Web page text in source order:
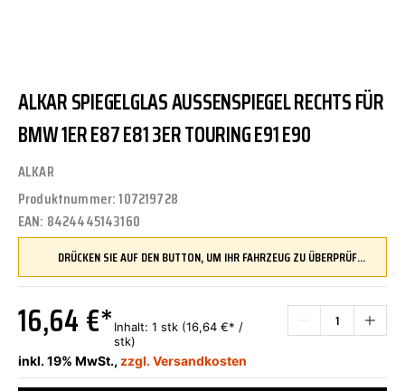
ALKAR SPIEGELGLAS AUSSENSPIEGEL RECHTS FÜR B
MW 1ER E87 E81 3ER TOURING E91 E90
ALKAR
Produktnummer:107219728
EAN: 8424445143160
DRÜCKEN SIE AUF DEN BUTTON, UM IHR FAHRZEUG ZU ÜBERPRÜFEN UND SICHERZUSTELLEN, DASS DIESES TEIL KOMPATIBEL IST, BEVOR SIE ES BESTELLEN
16,64 €* Inhalt:1 stk (16,64 €* /
stk)
inkl. 19% MwSt., zzgl. Versandkosten